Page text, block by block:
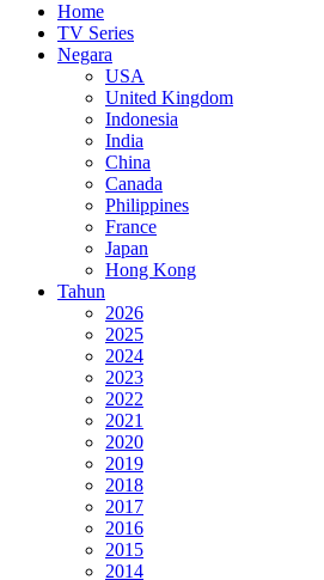
Home
TV Series
Negara
USA
United Kingdom
Indonesia
India
China
Canada
Philippines
France
Japan
Hong Kong
Tahun
2026
2025
2024
2023
2022
2021
2020
2019
2018
2017
2016
2015
2014